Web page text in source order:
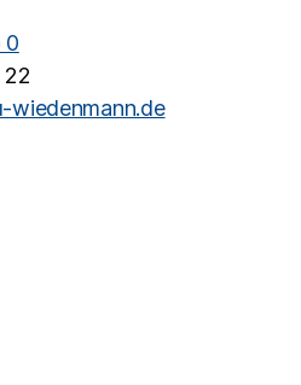
0
22
wiedenmann.de